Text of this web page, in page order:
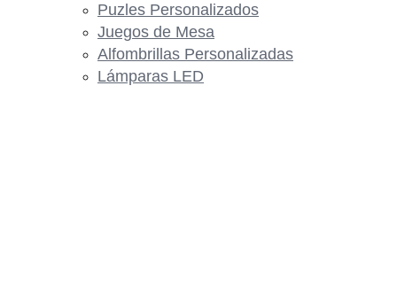
Puzles Personalizados
Juegos de Mesa
Alfombrillas Personalizadas
Lámparas LED